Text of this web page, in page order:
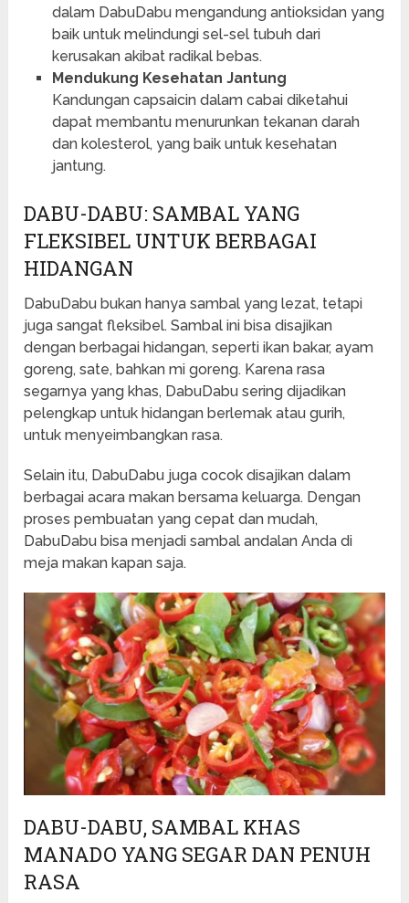
dalam DabuDabu mengandung antioksidan yang
baik untuk melindungi sel-sel tubuh dari
kerusakan akibat radikal bebas.
Mendukung Kesehatan Jantung
Kandungan capsaicin dalam cabai diketahui
dapat membantu menurunkan tekanan darah
dan kolesterol, yang baik untuk kesehatan
jantung.
DABU-DABU: SAMBAL YANG
FLEKSIBEL UNTUK BERBAGAI
HIDANGAN
DabuDabu bukan hanya sambal yang lezat, tetapi
juga sangat fleksibel. Sambal ini bisa disajikan
dengan berbagai hidangan, seperti ikan bakar, ayam
goreng, sate, bahkan mi goreng. Karena rasa
segarnya yang khas, DabuDabu sering dijadikan
pelengkap untuk hidangan berlemak atau gurih,
untuk menyeimbangkan rasa.
Selain itu, DabuDabu juga cocok disajikan dalam
berbagai acara makan bersama keluarga. Dengan
proses pembuatan yang cepat dan mudah,
DabuDabu bisa menjadi sambal andalan Anda di
meja makan kapan saja.
DABU-DABU, SAMBAL KHAS
MANADO YANG SEGAR DAN PENUH
RASA